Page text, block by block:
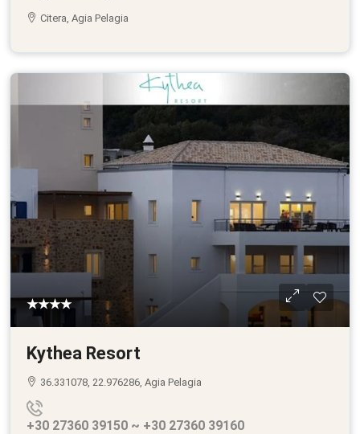
Citera, Agia Pelagia
★★★★
Kythea Resort
36.331078, 22.976286, Agia Pelagia
+30 27360 39150 ~ +30 27360 39160